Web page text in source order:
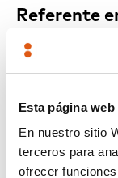
Esta página
En nuestro sitio
terceros para
ofrecer
Referente
y sostenible
Esta
bioclimática de
emplearán
de carbono, tanto
todo su ciclo de
reducir el